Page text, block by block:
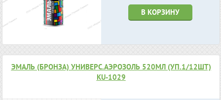
В КОРЗИНУ
ЭМАЛЬ (БРОНЗА) УНИВЕРС.АЭРОЗОЛЬ 520МЛ (УП.1/12ШТ)
KU-1029